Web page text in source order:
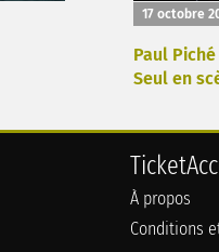
17 octobre
Paul Piché
Seul en
À propos
Conditions